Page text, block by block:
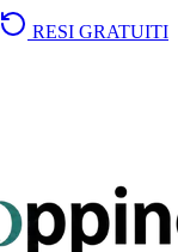
RESI GRATUITI